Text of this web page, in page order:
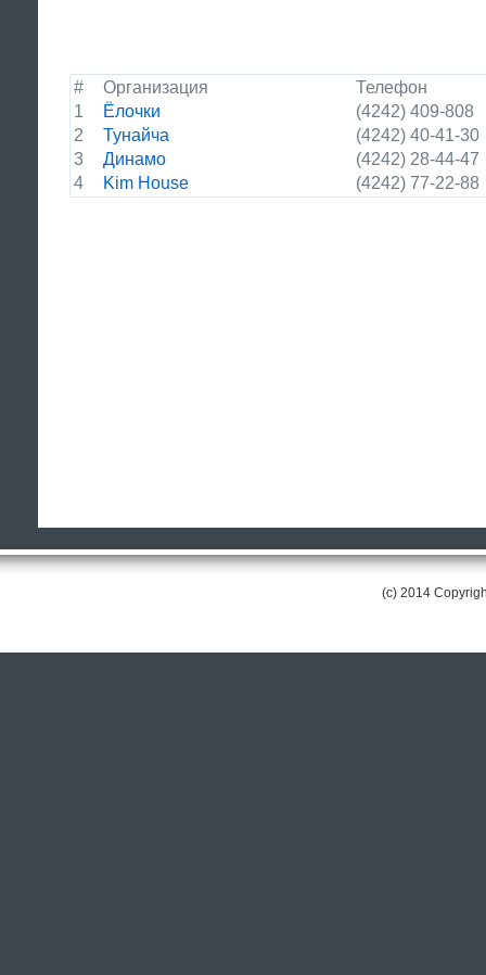
# Организация
Телефон
1
Ёлочки
(4242) 409-808
2
Тунайча
(4242) 40-41-30
3
Динамо
(4242) 28-44-47
4
Kim House (4242) 77-22-88
(c) 2014